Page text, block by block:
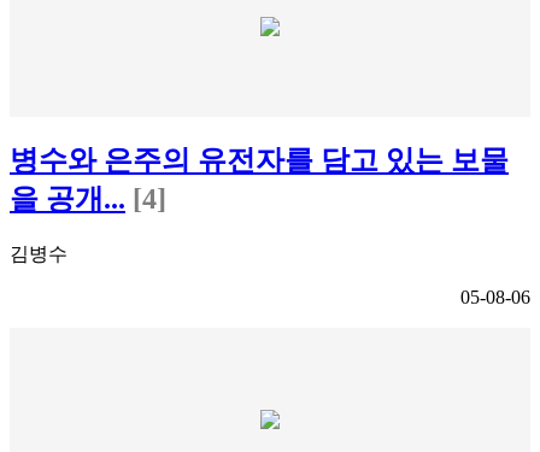
병수와 은주의 유전자를 담고 있는 보물
을 공개... [4]
김병수
05-08-06